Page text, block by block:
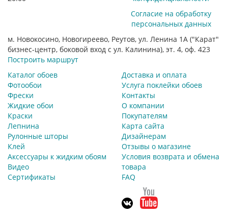
Согласие на обработку
персональных данных
м. Новокосино, Новогиреево, Реутов, ул. Ленина 1А ("Карат"
бизнес-центр, боковой вход с ул. Калинина), эт. 4, оф. 423
Построить маршрут
Каталог обоев
Фотообои
Фрески
Жидкие обои
Краски
Лепнина
Рулонные шторы
Клей
Аксессуары к жидким обоям
Видео
Сертификаты
Доставка и оплата
Услуга поклейки обоев
Контакты
О компании
Покупателям
Карта сайта
Дизайнерам
Отзывы о магазине
Условия возврата и обмена
товара
FAQ